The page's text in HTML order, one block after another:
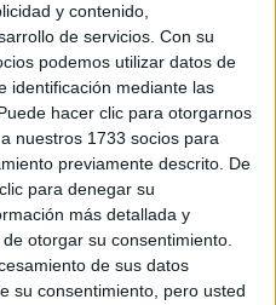
y contenido,
de servicios. Con su
podemos utilizar datos de
identificación mediante las
hacer clic para otorgarnos
nuestros 1733 socios para
previamente descrito. De
para denegar su
más detallada y
otorgar su consentimiento.
de sus datos
su consentimiento, pero usted
y Alpedrete.